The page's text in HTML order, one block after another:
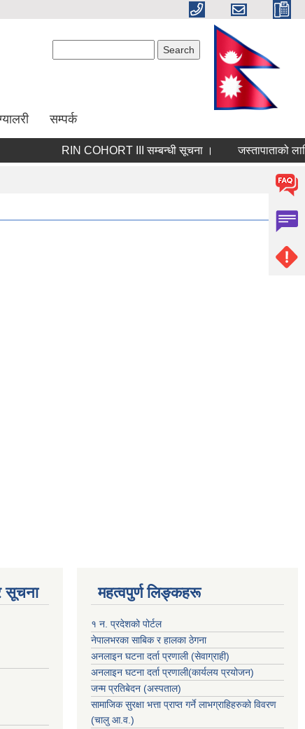
सम्पर्क
RIN COHORT III सम्बन्धी सूचना । जस्तापाताको
सूचना महत्वपुर्ण लिङ्कहरू
१ न. प्रदेशको पोर्टल
नेपालभरका साबिक र हालका ठेगना
अनलाइन घटना दर्ता प्रणाली (सेवाग्राही)
अनलाइन घटना दर्ता प्रणाली(कार्यलय प्रयोजन)
जन्म प्रतिबेदन (अस्पताल)
सामाजिक सुरक्षा भत्ता प्राप्त गर्ने लाभग्राहिहरुको विवरण
(चालु आ.व.)